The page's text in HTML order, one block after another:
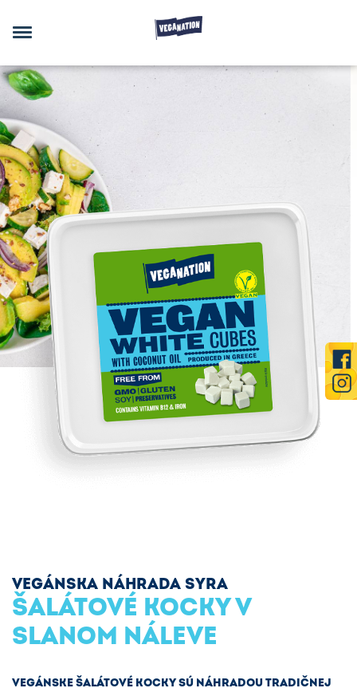
VEGÁNSKA NÁHRADA SYRA
ŠALÁTOVÉ KOCKY V
SLANOM NÁLEVE
VEGÁNSKE ŠALÁTOVÉ KOCKY SÚ NÁHRADOU TRADIČNEJ